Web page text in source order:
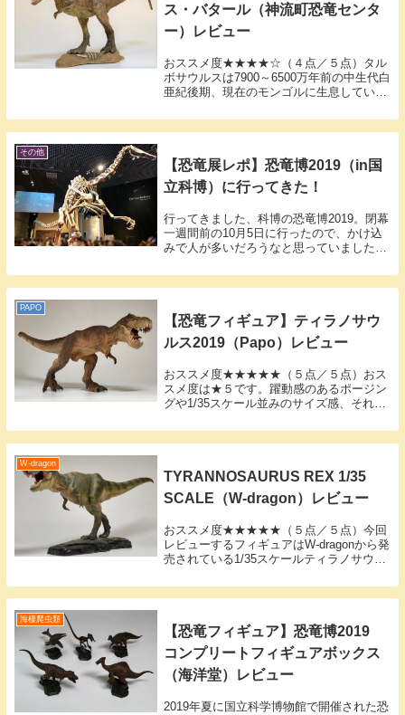
ス・バタール（神流町恐竜センタ
ー）レビュー
おススメ度★★★★☆（４点／５点）タル
ボサウルスは7900～6500万年前の中生代白
亜紀後期、現在のモンゴルに生息していた
ゲ」という意味です。ティラノサウルスに
非常に似ていますが、前肢がやや短めなの
その他
【恐竜展レポ】恐竜博2019（in国
立科博）に行ってきた！
行ってきました、科博の恐竜博2019。閉幕
一週間前の10月5日に行ったので、かけ込
みで人が多いだろうなと思っていました
るのを期待していたんですけどね。私は前
売り券を買っていたんですが、それでも入
PAPO
【恐竜フィギュア】ティラノサウ
ルス2019（Papo）レビュー
おススメ度★★★★★（５点／５点）おス
スメ度は★５です。躍動感のあるポージン
グや1/35スケール並みのサイズ感、それと
円の価値は十分あります。このフィギュア
は2019年にPapoから発売されたもので...
W-dragon
TYRANNOSAURUS REX 1/35
SCALE（W-dragon）レビュー
おススメ度★★★★★（５点／５点）今回
レビューするフィギュアはW-dragonから発
売されている1/35スケールティラノサウル
アマゾンなどネットでは1万円前後で売ら
れていますが、ボリュームや精巧さを考
海棲爬虫類
【恐竜フィギュア】恐竜博2019
コンプリートフィギュアボックス
（海洋堂）レビュー
2019年夏に国立科学博物館で開催された恐